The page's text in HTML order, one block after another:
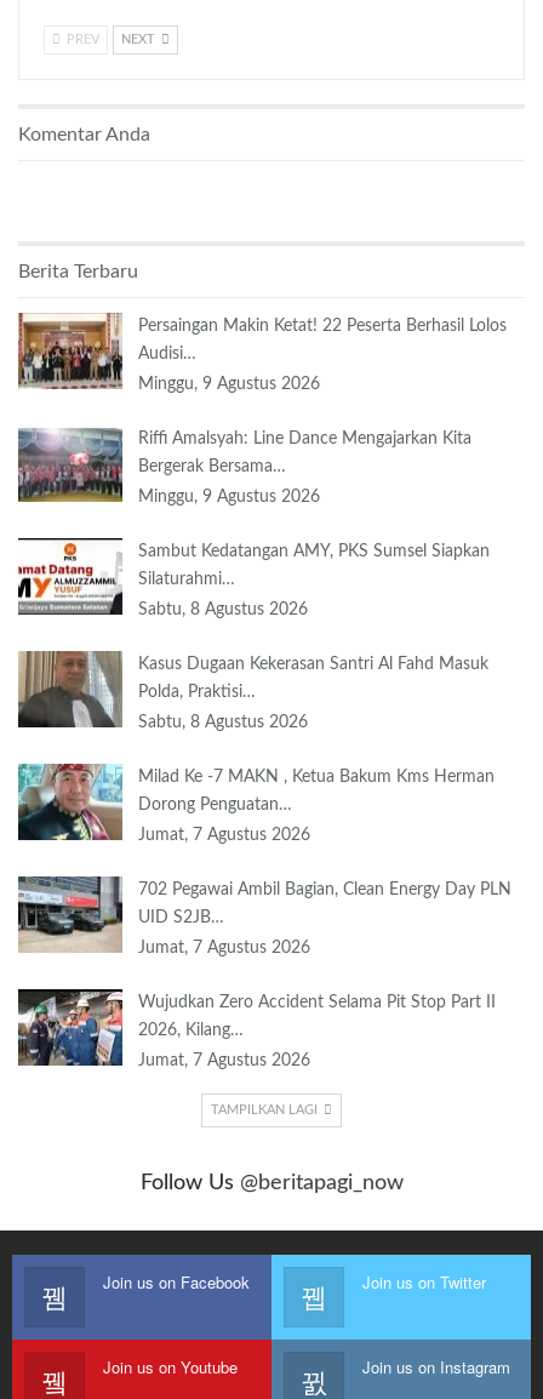
PREV NEXT
Komentar Anda
Berita Terbaru
Persaingan Makin Ketat! 22 Peserta Berhasil Lolos
Audisi…
Minggu, 9 Agustus 2026
Riffi Amalsyah: Line Dance Mengajarkan Kita
Bergerak Bersama…
Minggu, 9 Agustus 2026
Sambut Kedatangan AMY, PKS Sumsel Siapkan
Silaturahmi…
Sabtu, 8 Agustus 2026
Kasus Dugaan Kekerasan Santri Al Fahd Masuk
Polda, Praktisi…
Sabtu, 8 Agustus 2026
Milad Ke -7 MAKN , Ketua Bakum Kms Herman
Dorong Penguatan…
Jumat, 7 Agustus 2026
702 Pegawai Ambil Bagian, Clean Energy Day PLN
UID S2JB…
Jumat, 7 Agustus 2026
Wujudkan Zero Accident Selama Pit Stop Part II
2026, Kilang…
Jumat, 7 Agustus 2026
TAMPILKAN LAGI
Follow Us @beritapagi_now
Join us on Facebook Join us on Twitter
Join us on Youtube Join us on Instagram